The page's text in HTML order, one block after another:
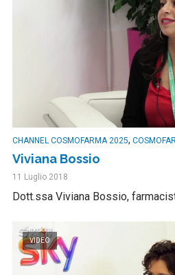
CHANNEL COSMOFARMA 2025,
Viviana Bossio
11 Luglio 2018
Dott.ssa Viviana Bossio,
VIDEO